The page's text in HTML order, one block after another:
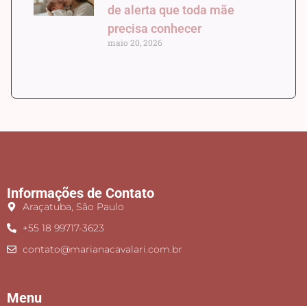
de alerta que toda mãe
precisa conhecer
maio 20, 2026
Informações de Contato
Araçatuba, São Paulo
+55 18 99717-3623
contato@marianacavalari.com.br
Menu